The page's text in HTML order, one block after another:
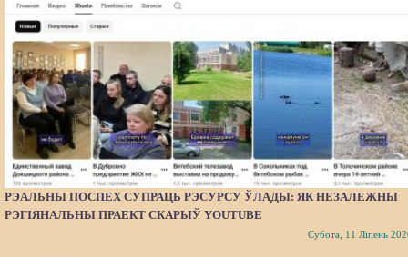
РЭАЛЬНЫ ПОСПЕХ СУПРАЦЬ РЭСУРСУ ЎЛАДЫ: ЯК НЕЗАЛЕЖНЫ
РЭГІЯНАЛЬНЫ ПРАЕКТ СКАРЫЎ YOUTUBE
Субота, 11 Ліпень